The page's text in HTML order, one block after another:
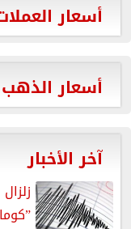
أسعار
أسعار الذهب
آخر الأخبار